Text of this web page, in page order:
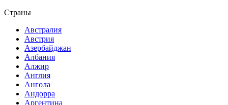
Страны
Австралия
Австрия
Азербайджан
Албания
Алжир
Англия
Ангола
Андорра
Аргентина